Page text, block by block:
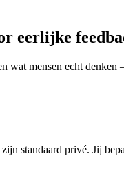
eerlijke
wat mensen echt
standaard privé. Jij